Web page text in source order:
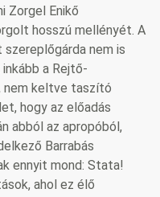
Zorgel Enikő
hosszú mellényét. A
nem is
a Rejtő-
nem keltve taszító
hogy az előadás
abból az apropóból,
Barrabás
ennyit mond: Stata!
ahol ez élő